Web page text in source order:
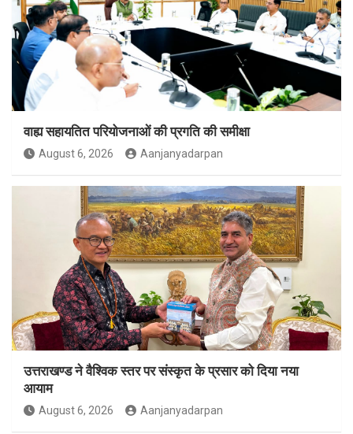
वाह्य सहायतित परियोजनाओं की प्रगति की समीक्षा
August 6, 2026 Aanjanyadarpan
उत्तराखण्ड ने वैश्विक स्तर पर संस्कृत के प्रसार को दिया नया
आयाम
August 6, 2026 Aanjanyadarpan